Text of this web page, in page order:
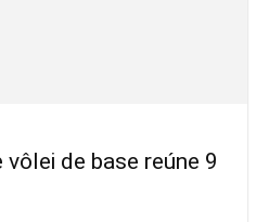
de base reúne 9